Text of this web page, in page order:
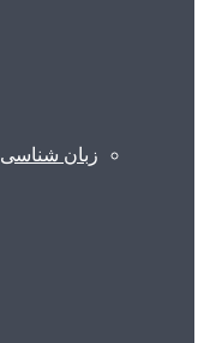
زبان شناسی